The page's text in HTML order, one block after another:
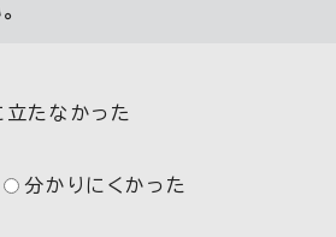
立たなかった
分かりにくかった